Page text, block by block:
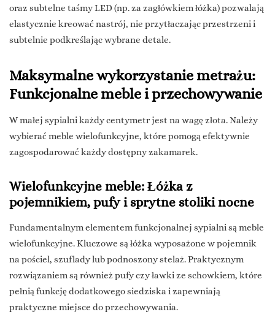
oraz subtelne taśmy LED (np. za zagłówkiem łóżka) pozwalają
elastycznie kreować nastrój, nie przytłaczając przestrzeni i
subtelnie podkreślając wybrane detale.
Maksymalne wykorzystanie metrażu:
Funkcjonalne meble i przechowywanie
W małej sypialni każdy centymetr jest na wagę złota. Należy
wybierać meble wielofunkcyjne, które pomogą efektywnie
zagospodarować każdy dostępny zakamarek.
Wielofunkcyjne meble: Łóżka z
pojemnikiem, pufy i sprytne stoliki nocne
Fundamentalnym elementem funkcjonalnej sypialni są meble
wielofunkcyjne. Kluczowe są łóżka wyposażone w pojemnik
na pościel, szuflady lub podnoszony stelaż. Praktycznym
rozwiązaniem są również pufy czy ławki ze schowkiem, które
pełnią funkcję dodatkowego siedziska i zapewniają
praktyczne miejsce do przechowywania.